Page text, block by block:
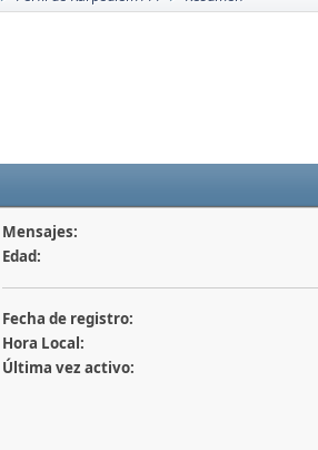
Mensajes:
Edad:
Fecha de registro:
Hora Local:
Última vez activo: